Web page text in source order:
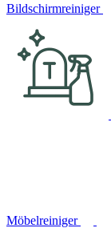
Bildschirmreiniger
Möbelreiniger